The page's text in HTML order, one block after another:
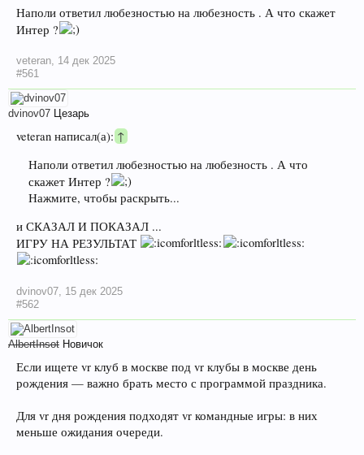
Наполи ответил любезностью на любезность . А что скажет
Интер ?
veteran, 14 дек 2025
#561
dvinov07 Цезарь
veteran написал(а): ↑
Наполи ответил любезностью на любезность . А что
скажет Интер ?
Нажмите, чтобы раскрыть...
и СКАЗАЛ И ПОКАЗАЛ ...
ИГРУ НА РЕЗУЛЬТАТ
dvinov07 15 дек 2025
#562
AlbertInsot Новичок
Если ищете vr клуб в москве под vr клубы в москве день
рождения — важно брать место с программой праздника.
Для vr дня рождения подходят vr командные игры: в них
меньше ожидания очереди.